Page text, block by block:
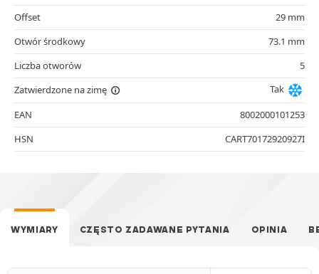
Offset
29 mm
Otwór środkowy
73.1 mm
Liczba otworów
5
Zatwierdzone na zimę
Tak
EAN
8002000101253
HSN
CART70172920927I
WYMIARY CZĘSTO ZADAWANE PYTANIA OPINIA